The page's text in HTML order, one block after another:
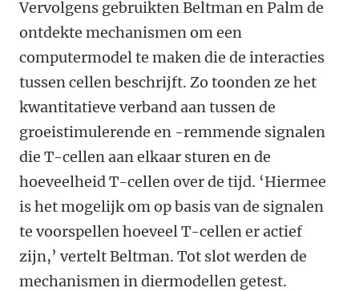
Vervolgens gebruikten Beltman en Palm de
ontdekte mechanismen om een
computermodel te maken die de interacties
tussen cellen beschrijft. Zo toonden ze het
kwantitatieve verband aan tussen de
groeistimulerende en -remmende signalen
die T-cellen aan elkaar sturen en de
hoeveelheid T-cellen over de tijd. ‘Hiermee
is het mogelijk om op basis van de signalen
te voorspellen hoeveel T-cellen er actief
zijn,’ vertelt Beltman. Tot slot werden de
mechanismen in diermodellen getest.